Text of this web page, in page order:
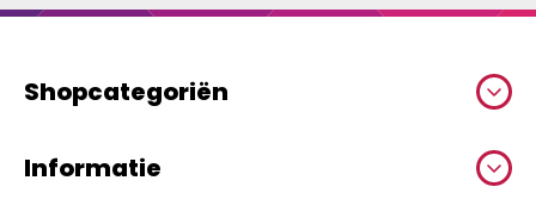
Shopcategoriën
Informatie